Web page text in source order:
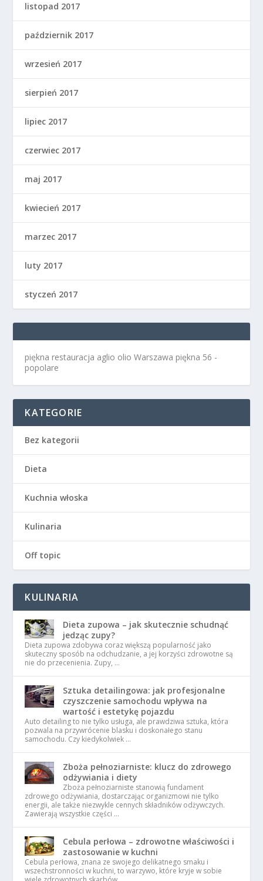
listopad 2017
październik 2017
wrzesień 2017
sierpień 2017
lipiec 2017
czerwiec 2017
maj 2017
kwiecień 2017
marzec 2017
luty 2017
styczeń 2017
piękna restauracja aglio olio Warszawa piękna 56 -
popolare
KATEGORIE
Bez kategorii
Dieta
Kuchnia włoska
Kulinaria
Off topic
KULINARIA
Dieta zupowa – jak skutecznie schudnąć
jedząc zupy?
Dieta zupowa zdobywa coraz większą popularność jako
skuteczny sposób na odchudzanie, a jej korzyści zdrowotne są
nie do przecenienia. Zupy, …
Sztuka detailingowa: jak profesjonalne
czyszczenie samochodu wpływa na
wartość i estetykę pojazdu
Auto detailing to nie tylko usługa, ale prawdziwa sztuka, która
pozwala na przywrócenie blasku i doskonałego stanu
samochodu. Czy kiedykolwiek …
Zboża pełnoziarniste: klucz do zdrowego
odżywiania i diety
Zboża pełnoziarniste stanowią fundament
zdrowego odżywiania, dostarczając organizmowi nie tylko
energii, ale także niezwykle cennych składników odżywczych.
Zawierają wszystkie części …
Cebula perłowa – zdrowotne właściwości i
zastosowanie w kuchni
Cebula perłowa, znana ze swojego delikatnego smaku i
wszechstronności w kuchni, to warzywo, które kryje w sobie